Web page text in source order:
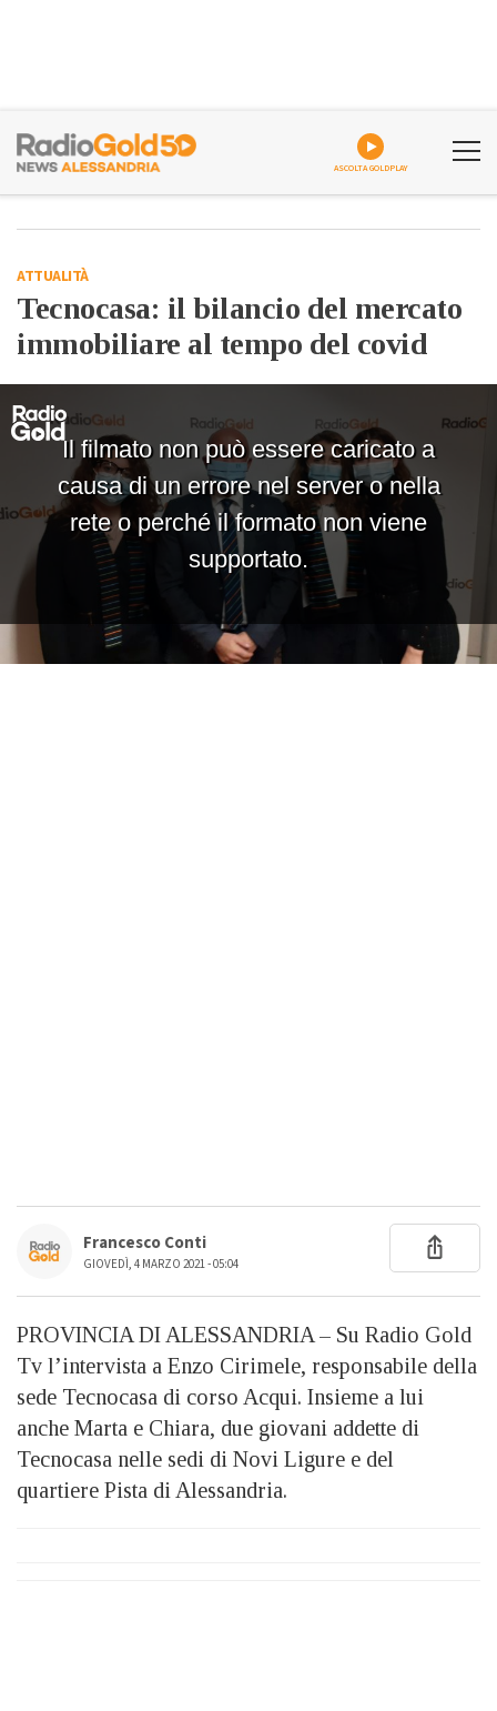
ASCOLTA GOLDPLAY
ATTUALITÀ
Tecnocasa: il bilancio del mercato
immobiliare al tempo del covid
Francesco Conti
GIOVEDÌ, 4 MARZO 2021 - 05:04
PROVINCIA DI ALESSANDRIA – Su Radio Gold
Tv l’intervista a Enzo Cirimele, responsabile della
sede Tecnocasa di corso Acqui. Insieme a lui
anche Marta e Chiara, due giovani addette di
Tecnocasa nelle sedi di Novi Ligure e del
quartiere Pista di Alessandria.